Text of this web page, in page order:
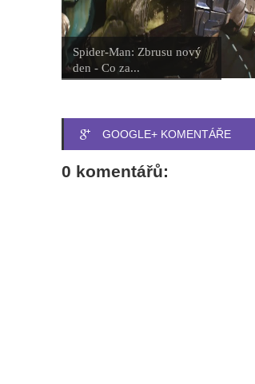
Spider-Man: Zbrusu nový
den - Co za...
GOOGLE+ KOMENTÁŘE
0 komentářů: